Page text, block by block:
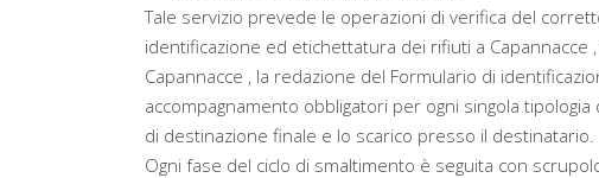
Tale servizio prevede le operazioni di verifica del
identificazione ed etichettatura dei rifiuti a Capannacce
Capannacce , la redazione del Formulario di
accompagnamento obbligatori per ogni singola
di destinazione finale e lo scarico presso il destinatario.
Ogni fase del ciclo di smaltimento è seguita con